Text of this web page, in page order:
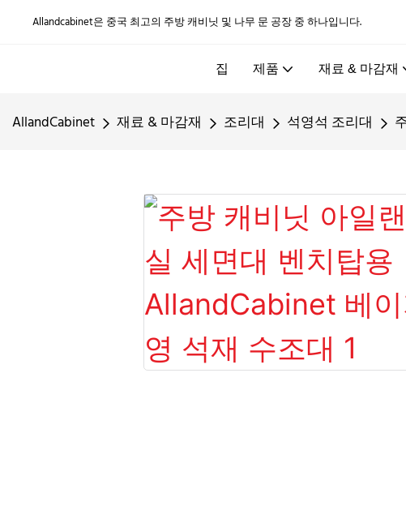
Allandcabinet은 중국 최고의 주방 캐비닛 및 나무 문 공장 중 하나입니다.
집 제품 재료 & 마감재
AllandCabinet 재료 & 마감재 조리대 석영석 조리대